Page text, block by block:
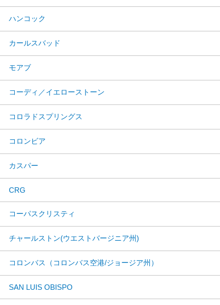
ハンコック
カールスバッド
モアブ
コーディ／イエローストーン
コロラドスプリングス
コロンビア
カスパー
CRG
コーパスクリスティ
チャールストン(ウエストバージニア州)
コロンバス（コロンバス空港/ジョージア州）
SAN LUIS OBISPO